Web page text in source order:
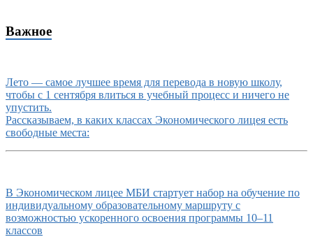
Важное
Лето — самое лучшее время для перевода в новую школу,
чтобы с 1 сентября влиться в учебный процесс и ничего не
упустить.
Рассказываем, в каких классах Экономического лицея есть
свободные места:
В Экономическом лицее МБИ стартует набор на обучение по
индивидуальному образовательному маршруту с
возможностью ускоренного освоения программы 10–11
классов